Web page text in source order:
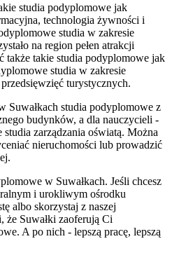
studia podyplomowe jak
technologia żywności i
studia w zakresie
na region pełen atrakcji
także takie studia podyplomowe jak
studia w zakresie
turystycznych.
Suwałkach studia podyplomowe z
budynków, a dla nauczycieli -
zarządzania oświatą. Można
nieruchomości lub prowadzić
w Suwałkach. Jeśli chcesz
i urokliwym ośrodku
albo skorzystaj z naszej
że Suwałki zaoferują Ci
A po nich - lepszą pracę, lepszą